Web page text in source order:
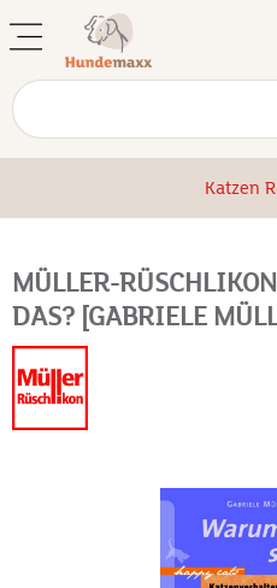
Katzen
MÜLLER-
DAS? [GABRIELE